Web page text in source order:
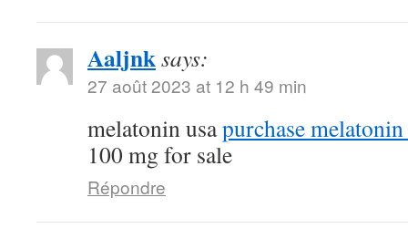
Aaljnksays:
27 août 2023 at 12 h 49 min
melatonin usapurchase
100 mg for sale
Répondre